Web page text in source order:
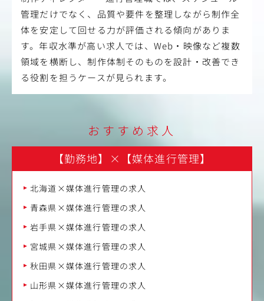
管理だけでなく、品質や要件を整理しながら制作全
体を安定して回せる力が評価される傾向がありま
す。年収水準が高い求人では、Web・映像など複数
領域を横断し、制作体制そのものを設計・改善でき
る役割を担うケースが見られます。
おすすめ求人
【勤務地】 × 【媒体進行管理】
北海道×媒体進行管理の求人
青森県×媒体進行管理の求人
岩手県×媒体進行管理の求人
宮城県×媒体進行管理の求人
秋田県×媒体進行管理の求人
山形県×媒体進行管理の求人